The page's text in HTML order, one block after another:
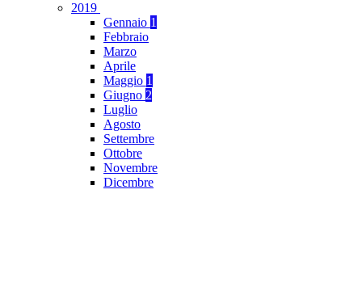
2019
Gennaio 1
Febbraio
Marzo
Aprile
Maggio 1
Giugno 2
Luglio
Agosto
Settembre
Ottobre
Novembre
Dicembre